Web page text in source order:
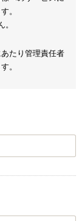
。
たり管理責任者
。